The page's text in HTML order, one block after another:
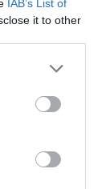
IAB’s List of
it to other
controlada
de